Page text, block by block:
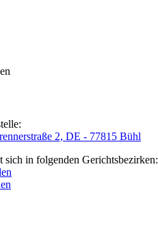
2, DE - 77815 Bühl
in folgenden Gerichtsbezirken: